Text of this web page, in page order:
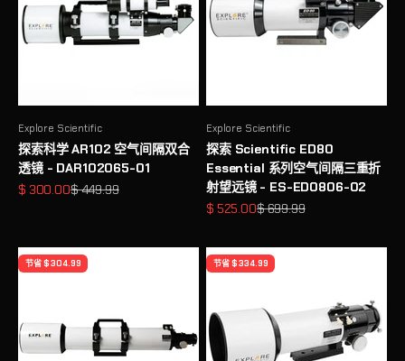
Explore Scientific
探索科学 AR102 空气间隔双合
透镜 - DAR102065-01
促销价格
$ 300.00原价
$ 449.99
Explore Scientific
探索 Scientific ED80
Essential 系列空气间隔三重折
射望远镜 - ES-ED0806-02
促销价格
$ 525.00原价
$ 699.99
节省 $ 304.99 节省 $ 334.99